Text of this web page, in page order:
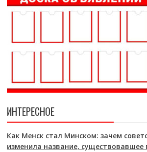
ИНТЕРЕСНОЕ
Как Менск стал Минском: зачем
изменила название, существовавшее